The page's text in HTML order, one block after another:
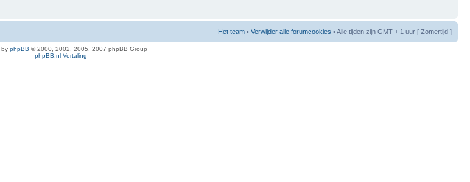
Het team • Verwijder alle forumcookies • Alle tijden zijn GMT + 1 uur [ Zomertijd ]
by phpBB © 2000, 2002, 2005, 2007 phpBB Group
phpBB.nl Vertaling